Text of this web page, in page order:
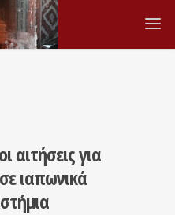
αιτήσεις για
ιαπωνικά